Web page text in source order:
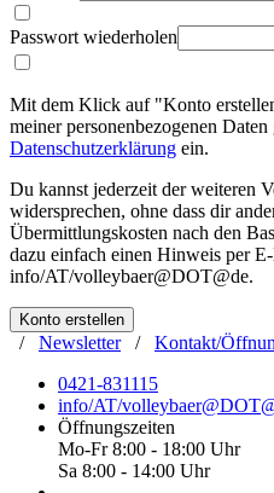
Passwort wiederholen
Mit dem Klick auf "Konto
meiner personenbezogenen Daten
Datenschutzerklärung ein.
Du kannst jederzeit der weiteren
widersprechen, ohne dass dir
Übermittlungskosten nach den
dazu einfach einen Hinweis per
info/AT/volleybaer@DOT@de.
Konto erstellen
/ Newsletter/ Kontakt/
0421-831115
info/AT/
Öffnungszeiten
Mo-Fr 8:00 - 18:00 Uhr
Sa 8:00 - 14:00 Uhr